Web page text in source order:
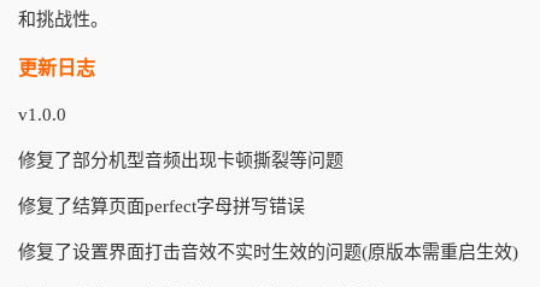
和挑战性。
更新日志
v1.0.0
修复了部分机型音频出现卡顿撕裂等问题
修复了结算页面perfect字母拼写错误
修复了设置界面打击音效不实时生效的问题(原版本需重启生效)